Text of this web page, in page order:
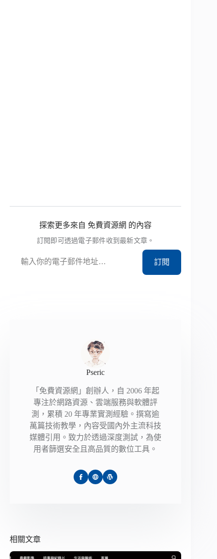
探索更多來自 免費資源網 的內容
訂閱即可透過電子郵件收到最新文章。
訂閱
Pseric
「免費資源網」創辦人，自 2006 年起
專注於網路資源、雲端服務與軟體評
測，累積 20 年專業實測經驗。撰寫逾
萬篇技術教學，內容受國內外主流科技
媒體引用。致力於透過深度測試，為使
用者篩選安全且高品質的數位工具。
相關文章